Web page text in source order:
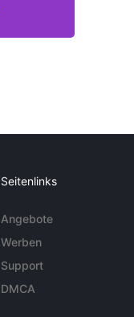
Seitenlinks
Angebote
Werben
Support
DMCA